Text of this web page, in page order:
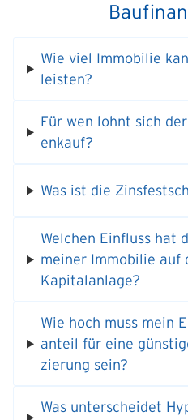
Wie viel Immobilie
leisten?
Für wen lohnt sich
enkauf?
Was ist die
Welchen Einfluss hat
meiner Immobilie auf
Kapitalanlage?
Wie hoch muss mein
anteil für eine
zierung sein?
Was unter­scheidet